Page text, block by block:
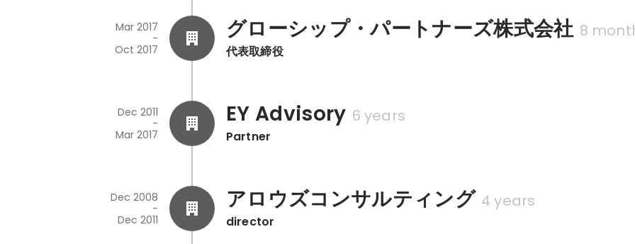
グローシップ・パートナーズ株式会社 8
代表取締役
Mar 2017
-
Oct 2017
EY Advisory 6 years
Partner
Dec 2011
-
Mar 2017
アロウズコンサルティング 4 years
director
Dec 2008
-
Dec 2011